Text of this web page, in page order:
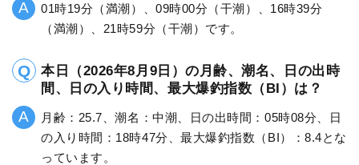
01時19分（満潮）、09時00分（干潮）、16時39分
（満潮）、21時59分（干潮）です。
本日（2026年8月9日）の月齢、潮名、日の出時
間、日の入り時間、最大爆釣指数（BI）は？
月齢：25.7、潮名：中潮、日の出時間：05時08分、日
の入り時間：18時47分、最大爆釣指数（BI）：8.4とな
っています。